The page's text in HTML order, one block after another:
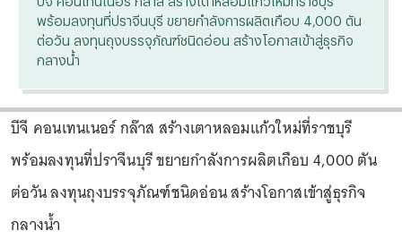
พร้อมลงทุนที่ปราจีนบุรี ขยายกำลังการผลิตเกือบ 4,000 ตัน
ต่อวัน ลงทุนถุงบรรจุภัณฑ์ชนิดอ่อน สร้างโอกาสเข้าสู่ธุรกิจ
กลางน้ำ
บีจี คอนเทนเนอร์ กล๊าส สร้างเตาหลอมแก้วใหม่ที่ราชบุรี
พร้อมลงทุนที่ปราจีนบุรี ขยายกำลังการผลิตเกือบ 4,000 ตัน
ต่อวัน ลงทุนถุงบรรจุภัณฑ์ชนิดอ่อน สร้างโอกาสเข้าสู่ธุรกิจ
กลางน้ำ